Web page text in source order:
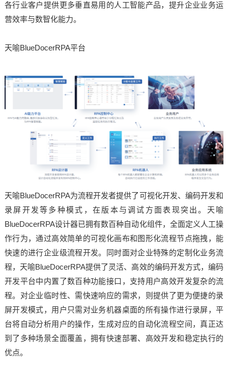
各行业客户提供更多垂直易用的人工智能产品，提升企业业务运
营效率与数智化能力。
天喻BlueDocerRPA平台
天喻BlueDocerRPA为流程开发者提供了可视化开发、编码开发和
录屏开发等多种模式，在版本与调试方面表现突出。天喻
BlueDocerRPA设计器已拥有数百种自动化组件，全面定义人工操
作行为，通过高效简单的可视化画布和图形化流程节点拖拽，能
快速的进行企业级流程开发。同时面对企业特殊的定制化业务流
程，天喻BlueDocerRPA提供了灵活、高效的编码开发方式，编码
开发平台中内置了数百种功能接口，支持用户高效开发复杂的流
程。对企业临时性、需快速响应的需求，则提供了更为便捷的录
屏开发模式，用户只需对业务机器桌面的所有操作进行录屏，平
台将自动分析用户的操作，生成对应的自动化流程空间，真正达
到了多种场景全面覆盖，拥有快速部署、高效开发和稳定执行的
优点。